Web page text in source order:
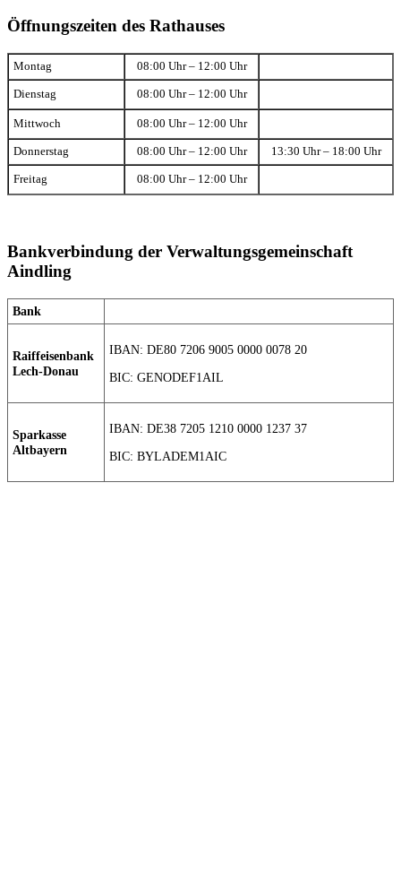
Öffnungszeiten des Rathauses
Montag 08:00 Uhr – 12:00 Uhr
Dienstag 08:00 Uhr – 12:00 Uhr
Mittwoch 08:00 Uhr – 12:00 Uhr
Donnerstag 08:00 Uhr – 12:00 Uhr 13:30 Uhr – 18:00 Uhr
Freitag 08:00 Uhr – 12:00 Uhr
Bankverbindung der Verwaltungsgemeinschaft
Aindling
Bank
Raiffeisenbank
Lech-Donau
IBAN: DE80 7206 9005 0000 0078 20
BIC: GENODEF1AIL
Sparkasse
Altbayern
IBAN: DE38 7205 1210 0000 1237 37
BIC: BYLADEM1AIC